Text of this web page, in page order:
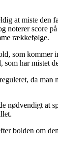
at miste den
noterer score
rækkefølge.
som kommer
som har mistet
da man
nødvendigt at
bolden om